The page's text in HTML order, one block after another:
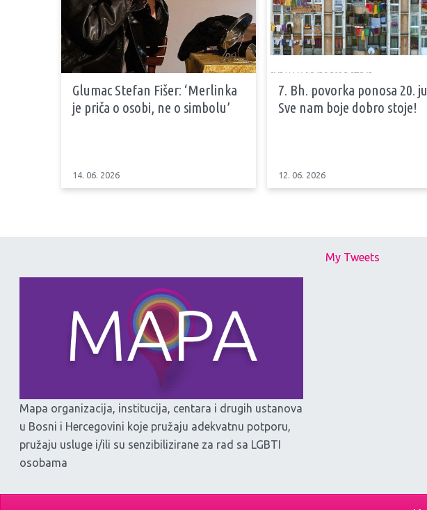
Glumac Stefan Fišer: ‘Merlinka
je priča o osobi, ne o simbolu’
14. 06. 2026
7. Bh. povorka ponosa 20.
Sve nam boje dobro stoje!
12. 06. 2026
Mapa organizacija, institucija, centara i drugih ustanova
u Bosni i Hercegovini koje pružaju adekvatnu potporu,
pružaju usluge i/ili su senzibilizirane za rad sa LGBTI
osobama
My Tweets